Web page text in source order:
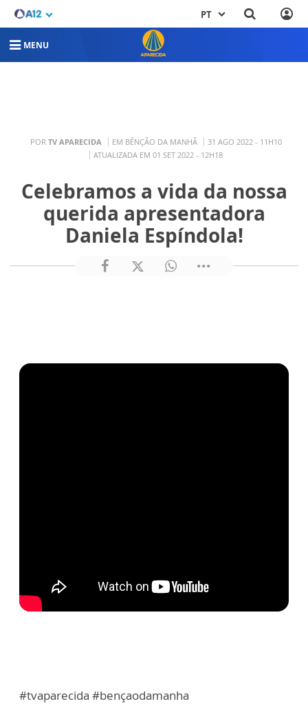
PT
MENU
POR TV APARECIDA EM BÊNÇÃO DA MANHÃ
31 AGO 2022 - 11H10
ATUALIZADA EM 01 SET 2022 - 12H18
Celebramos a vida da nossa
querida apresentadora
Daniela Espíndola!
#tvaparecida #bençaodamanha